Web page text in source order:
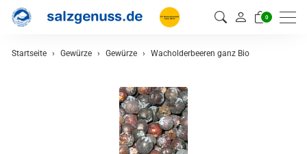
0
zurück
Startseite Gewürze Gewürze Wacholderbeeren ganz Bio